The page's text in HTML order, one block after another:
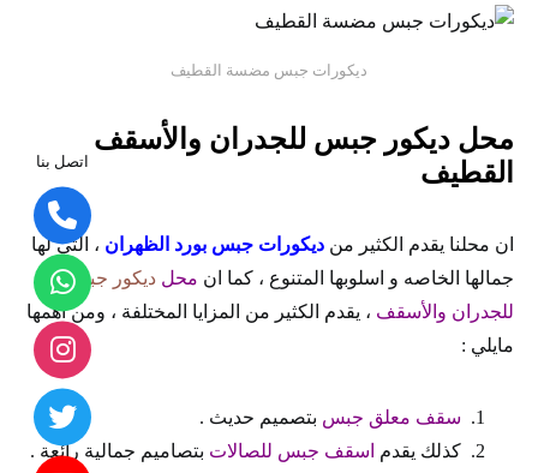
ديكورات جبس مضسة القطيف
محل ديكور جبس للجدران والأسقف
القطيف
ان محلنا يقدم الكثير من ديكورات جبس بورد الظهران ، التي لها
جمالها الخاصه و اسلوبها المتنوع ، كما ان محل ديكور جبس
للجدران والأسقف ، يقدم الكثير من المزايا المختلفة ، ومن اهمها
مايلي :
سقف معلق جبس بتصميم حديث .
كذلك يقدم اسقف جبس للصالات بتصاميم جمالية رائعة .
اتصل بنا